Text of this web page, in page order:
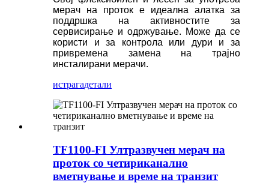
мерач на проток е идеална алатка за
поддршка на активностите за
сервисирање и одржување. Може да се
користи и за контрола или дури и за
привремена замена на трајно
инсталирани мерачи.
истрагадетали
TF1100-FI Ултразвучен мерач на
проток со четириканално
вметнување и време на транзит